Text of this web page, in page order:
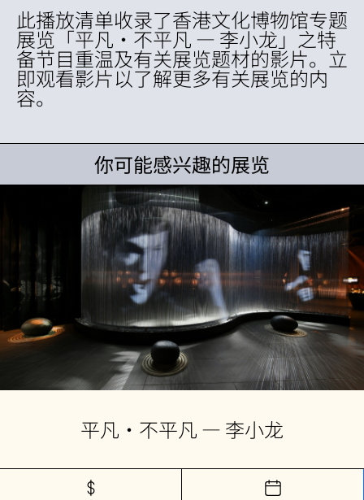
此播放清单收录了香港文化博物馆专题
展览「平凡•不平凡 — 李小龙」 之特
备节目重温及有关展览题材的影片。立
即观看影片以了解更多有关展览的内
容。
你可能感兴趣的展览
平凡•不平凡 — 李小龙